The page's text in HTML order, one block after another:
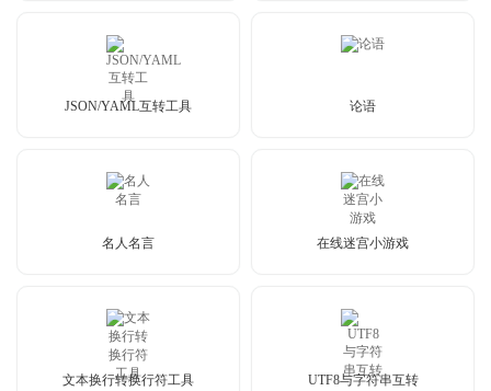
JSON/YAML互转工具 论语
名人名言 在线迷宫小游戏
文本换行转换行符工具 UTF8与字符串互转